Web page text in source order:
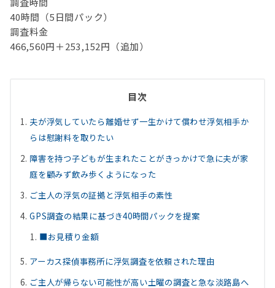
40時間（5日間パック）
調査料金
466,560円＋253,152円（追加）
目次
夫が浮気していたら離婚せず一生かけて償わせ浮気相手か
らは慰謝料を取りたい
障害を持つ子どもが生まれたことがきっかけで急に夫が家
庭を顧みず飲み歩くようになった
ご主人の浮気の証拠と浮気相手の素性
GPS調査の結果に基づき40時間パックを提案
■お見積り金額
アーカス探偵事務所に浮気調査を依頼された理由
ご主人が帰らない可能性が高い土曜の調査と急な淡路島へ